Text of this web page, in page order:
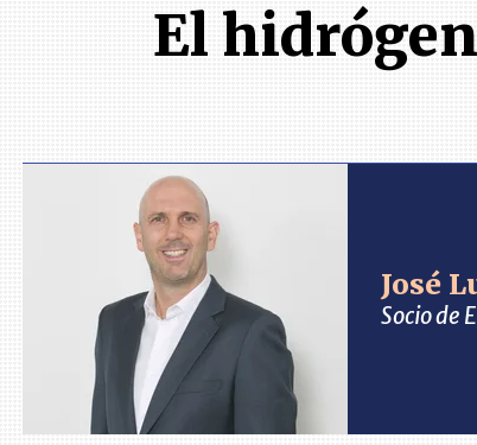
El
José
Socio de